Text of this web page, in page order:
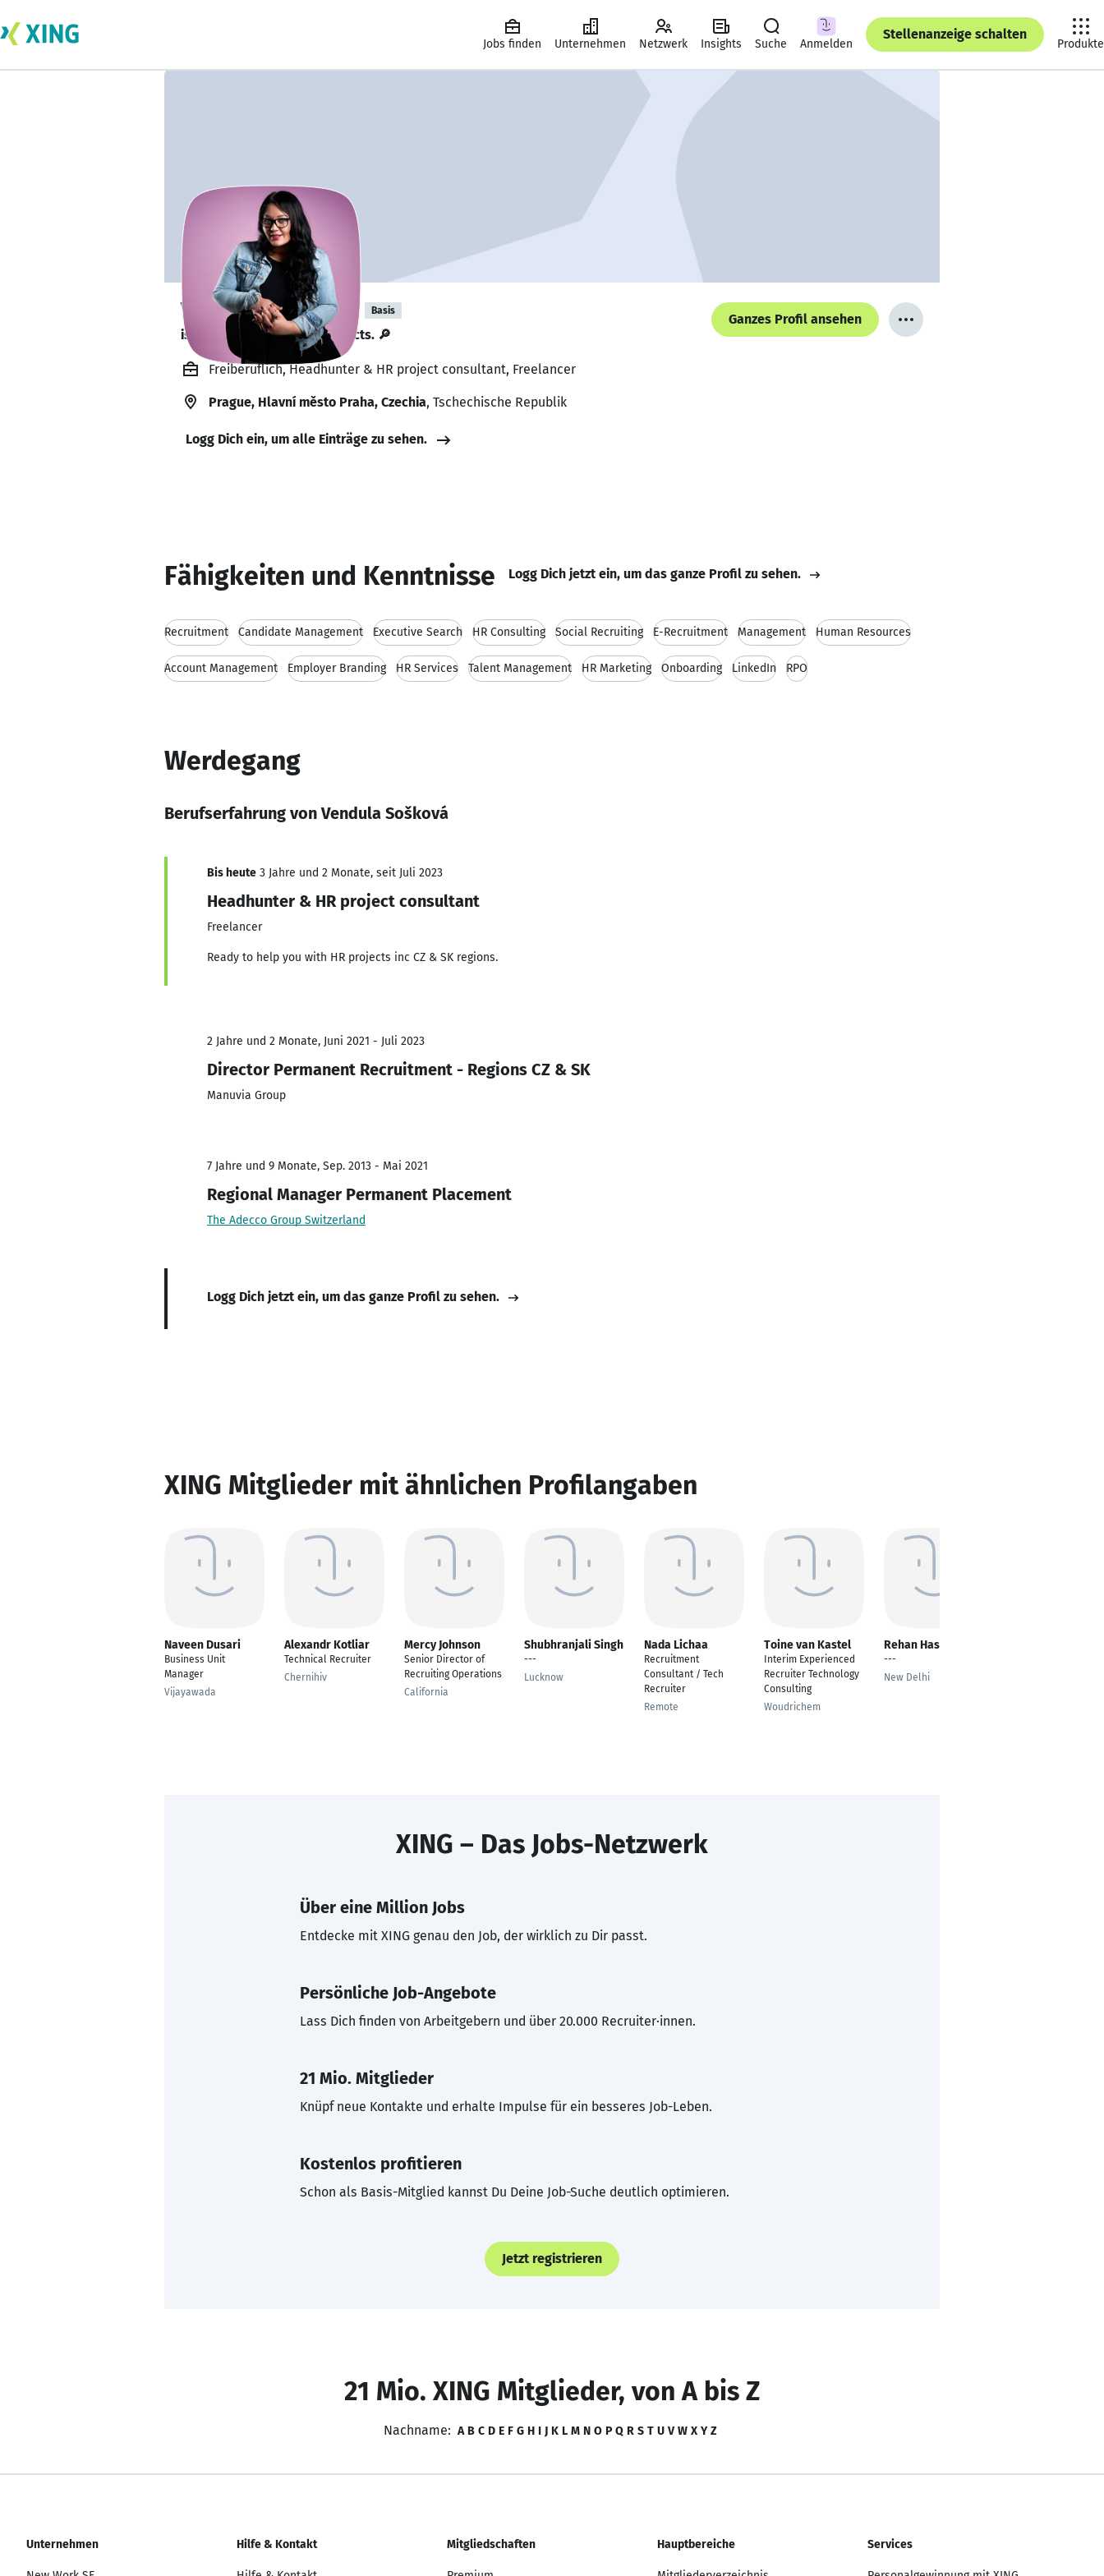
Jobs finden Unternehmen Netzwerk Insights Suche Anmelden
Stellenanzeige schalten
Produkte
Vendula Sošková Basis
is looking for freelance projects. 🔎
Ganzes Profil ansehen
Freiberuflich, Headhunter & HR project consultant, Freelancer
Prague, Hlavní město Praha, Czechia, Tschechische Republik
Logg Dich ein, um alle Einträge zu sehen.
Fähigkeiten und Kenntnisse Logg Dich jetzt ein, um das ganze Profil zu sehen.
Recruitment Candidate Management Executive Search HR Consulting Social Recruiting E-Recruitment Management Human Resources
Account Management Employer Branding HR Services Talent Management HR Marketing Onboarding LinkedIn RPO
Werdegang
Berufserfahrung von Vendula Sošková
Bis heute 3 Jahre und 2 Monate, seit Juli 2023
Headhunter & HR project consultant
Freelancer
Ready to help you with HR projects inc CZ & SK regions.
2 Jahre und 2 Monate, Juni 2021 - Juli 2023
Director Permanent Recruitment - Regions CZ & SK
Manuvia Group
7 Jahre und 9 Monate, Sep. 2013 - Mai 2021
Regional Manager Permanent Placement
The Adecco Group Switzerland
Logg Dich jetzt ein, um das ganze Profil zu sehen.
XING Mitglieder mit ähnlichen Profilangaben
Naveen Dusari
Business Unit
Manager
Vijayawada
Alexandr Kotliar
Technical Recruiter
Chernihiv
Mercy Johnson
Senior Director of
Recruiting Operations
California
Shubhranjali Singh
---
Lucknow
Nada Lichaa
Recruitment
Consultant / Tech
Recruiter
Remote
Toine van Kastel
Interim Experienced
Recruiter Technology
Consulting
Woudrichem
Rehan Hasan Khan
---
New Delhi
XING – Das Jobs-Netzwerk
Über eine Million Jobs
Entdecke mit XING genau den Job, der wirklich zu Dir passt.
Persönliche Job-Angebote
Lass Dich finden von Arbeitgebern und über 20.000 Recruiter·innen.
21 Mio. Mitglieder
Knüpf neue Kontakte und erhalte Impulse für ein besseres Job-Leben.
Kostenlos profitieren
Schon als Basis-Mitglied kannst Du Deine Job-Suche deutlich optimieren.
Jetzt registrieren
21 Mio. XING Mitglieder, von A bis Z
Nachname: A B C D E F G H I J K L M N O P Q R S T U V W X Y Z
Unternehmen Hilfe & Kontakt Mitgliedschaften Hauptbereiche Services